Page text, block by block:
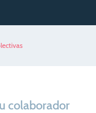
colaborador